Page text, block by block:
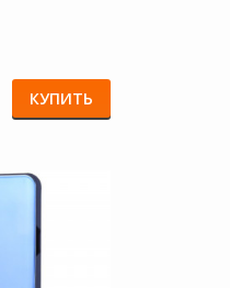
КУПИТЬ